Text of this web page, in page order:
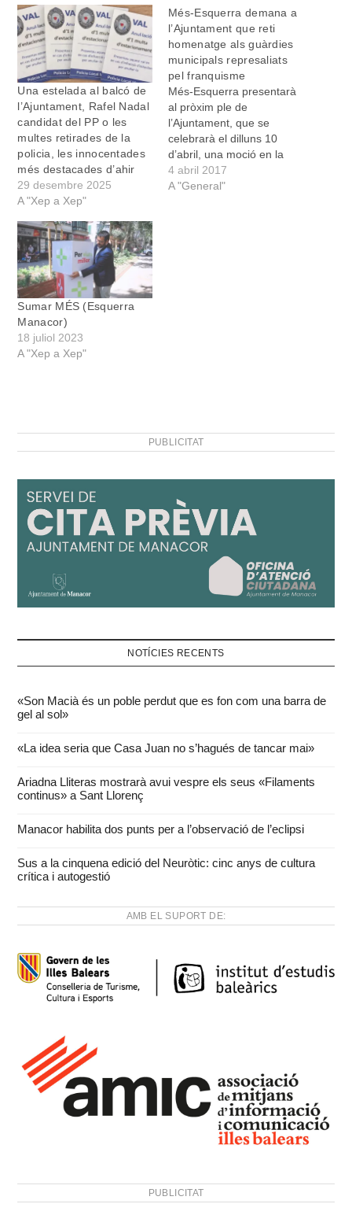
Una estelada al balcó de
l’Ajuntament, Rafel Nadal
candidat del PP o les
multes retirades de la
policia, les innocentades
més destacades d’ahir
29 desembre 2025
A "Xep a Xep"
Més-Esquerra demana a
l’Ajuntament que reti
homenatge als guàrdies
municipals represaliats
pel franquisme
Més-Esquerra presentarà
al pròxim ple de
l’Ajuntament, que se
celebrarà el dilluns 10
d’abril, una moció en la
qual demanarà a
l’Ajuntament que es faci un
4 abril 2017
A "General"
Sumar MÉS (Esquerra
Manacor)
18 juliol 2023
A "Xep a Xep"
PUBLICITAT
NOTÍCIES RECENTS
«Son Macià és un poble perdut que es fon com una barra de
gel al sol»
«La idea seria que Casa Juan no s’hagués de tancar mai»
Ariadna Lliteras mostrarà avui vespre els seus «Filaments
continus» a Sant Llorenç
Manacor habilita dos punts per a l’observació de l’eclipsi
Sus a la cinquena edició del Neuròtic: cinc anys de cultura
crítica i autogestió
AMB EL SUPORT DE:
PUBLICITAT